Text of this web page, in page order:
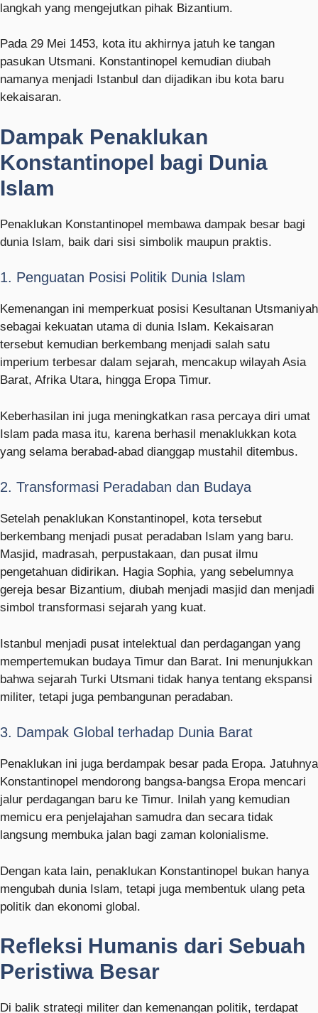
langkah yang mengejutkan pihak Bizantium.
Pada 29 Mei 1453, kota itu akhirnya jatuh ke tangan
pasukan Utsmani. Konstantinopel kemudian diubah
namanya menjadi Istanbul dan dijadikan ibu kota baru
kekaisaran.
Dampak Penaklukan
Konstantinopel bagi Dunia
Islam
Penaklukan Konstantinopel membawa dampak besar bagi
dunia Islam, baik dari sisi simbolik maupun praktis.
1. Penguatan Posisi Politik Dunia Islam
Kemenangan ini memperkuat posisi Kesultanan Utsmaniyah
sebagai kekuatan utama di dunia Islam. Kekaisaran
tersebut kemudian berkembang menjadi salah satu
imperium terbesar dalam sejarah, mencakup wilayah Asia
Barat, Afrika Utara, hingga Eropa Timur.
Keberhasilan ini juga meningkatkan rasa percaya diri umat
Islam pada masa itu, karena berhasil menaklukkan kota
yang selama berabad-abad dianggap mustahil ditembus.
2. Transformasi Peradaban dan Budaya
Setelah penaklukan Konstantinopel, kota tersebut
berkembang menjadi pusat peradaban Islam yang baru.
Masjid, madrasah, perpustakaan, dan pusat ilmu
pengetahuan didirikan. Hagia Sophia, yang sebelumnya
gereja besar Bizantium, diubah menjadi masjid dan menjadi
simbol transformasi sejarah yang kuat.
Istanbul menjadi pusat intelektual dan perdagangan yang
mempertemukan budaya Timur dan Barat. Ini menunjukkan
bahwa sejarah Turki Utsmani tidak hanya tentang ekspansi
militer, tetapi juga pembangunan peradaban.
3. Dampak Global terhadap Dunia Barat
Penaklukan ini juga berdampak besar pada Eropa. Jatuhnya
Konstantinopel mendorong bangsa-bangsa Eropa mencari
jalur perdagangan baru ke Timur. Inilah yang kemudian
memicu era penjelajahan samudra dan secara tidak
langsung membuka jalan bagi zaman kolonialisme.
Dengan kata lain, penaklukan Konstantinopel bukan hanya
mengubah dunia Islam, tetapi juga membentuk ulang peta
politik dan ekonomi global.
Refleksi Humanis dari Sebuah
Peristiwa Besar
Di balik strategi militer dan kemenangan politik, terdapat